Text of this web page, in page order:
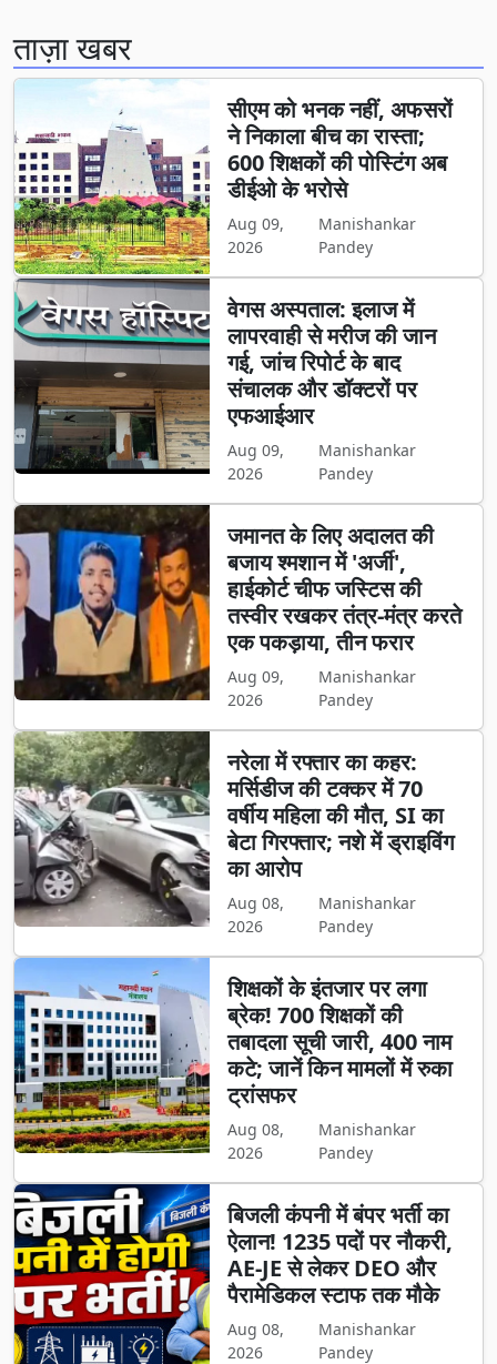
ताज़ा खबर
सीएम को भनक नहीं, अफसरों
ने निकाला बीच का रास्ता;
600 शिक्षकों की पोस्टिंग अब
डीईओ के भरोसे
Aug 09,
2026
Manishankar
Pandey
वेगस अस्पताल: इलाज में
लापरवाही से मरीज की जान
गई, जांच रिपोर्ट के बाद
संचालक और डॉक्टरों पर
एफआईआर
Aug 09,
2026
Manishankar
Pandey
जमानत के लिए अदालत की
बजाय श्मशान में 'अर्जी',
हाईकोर्ट चीफ जस्टिस की
तस्वीर रखकर तंत्र-मंत्र करते
एक पकड़ाया, तीन फरार
Aug 09,
2026
Manishankar
Pandey
नरेला में रफ्तार का कहर:
मर्सिडीज की टक्कर में 70
वर्षीय महिला की मौत, SI का
बेटा गिरफ्तार; नशे में ड्राइविंग
का आरोप
Aug 08,
2026
Manishankar
Pandey
शिक्षकों के इंतजार पर लगा
ब्रेक! 700 शिक्षकों की
तबादला सूची जारी, 400 नाम
कटे; जानें किन मामलों में रुका
ट्रांसफर
Aug 08,
2026
Manishankar
Pandey
बिजली कंपनी में बंपर भर्ती का
ऐलान! 1235 पदों पर नौकरी,
AE-JE से लेकर DEO और
पैरामेडिकल स्टाफ तक मौके
Aug 08,
2026
Manishankar
Pandey